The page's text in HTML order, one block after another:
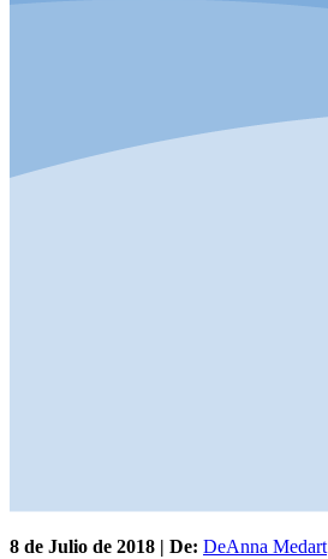
8 de Julio de 2018 | De: DeAnna Medart